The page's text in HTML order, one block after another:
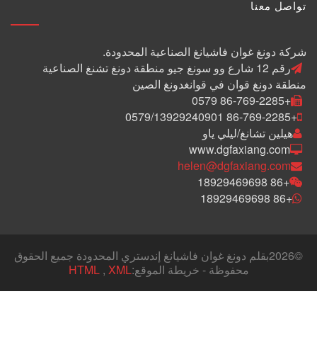
تواصل معنا
شركة دونغ غوان فاشيانغ الصناعية المحدودة.
رقم 12 شارع وو سونغ جيو منطقة دونغ تشنغ الصناعية
منطقة دونغ قوان في قوانغدونغ الصين
+86-769-2285 0579
+86-769-2285 0579/13929240901
هيلين تشانغ/ليلي ياو
www.dgfaxiang.com
helen@dgfaxiang.com
+86 18929469698
+86 18929469698
©
2026بقلم دونغ غوان فاشيانغ إندستري المحدودة جميع الحقوق
محفوظة - خريطة الموقع:
HTML, XML